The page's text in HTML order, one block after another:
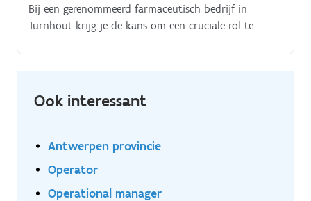
Bij een gerenommeerd farmaceutisch bedrijf in
Turnhout krijg je de kans om een cruciale rol te
geneesmiddelen.
Ook interessant
Antwerpen provincie
Operator
Operational manager